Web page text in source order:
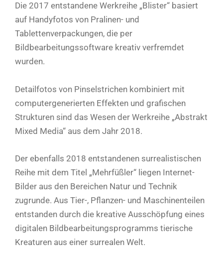
Die 2017 entstandene Werkreihe „Blister“ basiert
auf Handyfotos von Pralinen- und
Tablettenverpackungen, die per
Bildbearbeitungssoftware kreativ verfremdet
wurden.
Detailfotos von Pinselstrichen kombiniert mit
computergenerierten Effekten und grafischen
Strukturen sind das Wesen der Werkreihe „Abstrakt
Mixed Media“ aus dem Jahr 2018.
Der ebenfalls 2018 entstandenen surrealistischen
Reihe mit dem Titel „Mehrfüßler“ liegen Internet-
Bilder aus den Bereichen Natur und Technik
zugrunde. Aus Tier-, Pflanzen- und Maschinenteilen
entstanden durch die kreative Ausschöpfung eines
digitalen Bildbearbeitungsprogramms tierische
Kreaturen aus einer surrealen Welt.